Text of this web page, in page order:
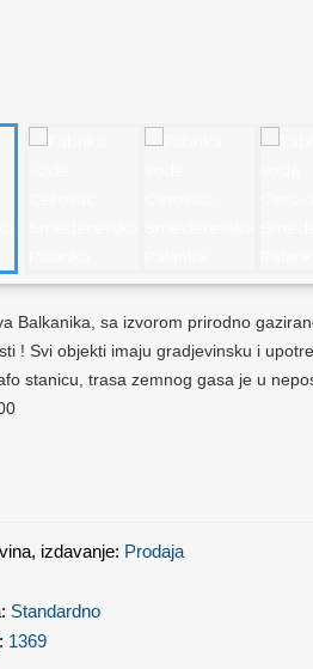
Balkanika, sa izvorom prirodno
! Svi objekti imaju gradjevinsku i
stanicu, trasa zemnog gasa je u
izdavanje: Prodaja
Standardno
1369